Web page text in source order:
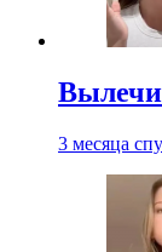
3 месяца